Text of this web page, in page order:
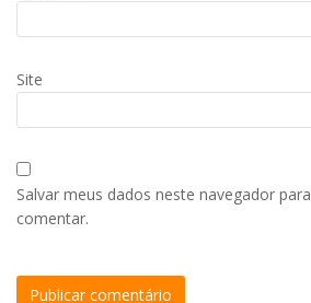
Site
Salvar meus dados neste navegador
comentar.